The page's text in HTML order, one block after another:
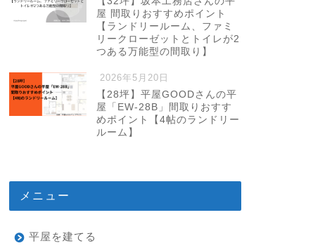
屋 間取りおすすめポイント
【ランドリールーム、ファミ
リークローゼットとトイレが2
つある万能型の間取り】
2026年5月20日
【28坪】平屋GOODさんの平
屋「EW-28B」間取りおすす
めポイント【4帖のランドリー
ルーム】
メニュー
平屋を建てる